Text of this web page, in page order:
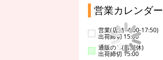
営業カレンダー
営業(店舗14:00-17:50)
出荷締切 15:00
通販のみ(店舗休)
出荷締切 15:00